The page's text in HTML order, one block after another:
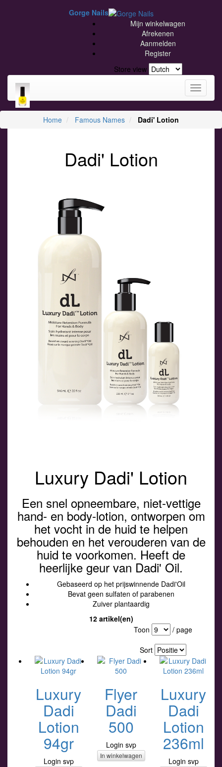
Gorge Nails
Mijn winkelwagen
Afrekenen
Aanmelden
Register
Store view
Toggle
Home Famous Names Dadi' Lotion
Dadi' Lotion
Luxury Dadi' Lotion
Een snel opneembare, niet-vettige
hand- en body-lotion, ontworpen om
het vocht in de huid te helpen
behouden en het verouderen van de
huid te voorkomen. Heeft de
heerlijke geur van Dadi' Oil.
Gebaseerd op het prijswinnende Dadi'Oil
Bevat geen sulfaten of parabenen
Zuiver plantaardig
12 artikel(en)
Toon
/ page
Sort
Luxury
Dadi
Lotion
94gr
Login svp
Flyer
Dadi
500
Login svp
In winkelwagen
Luxury
Dadi
Lotion
236ml
Login svp